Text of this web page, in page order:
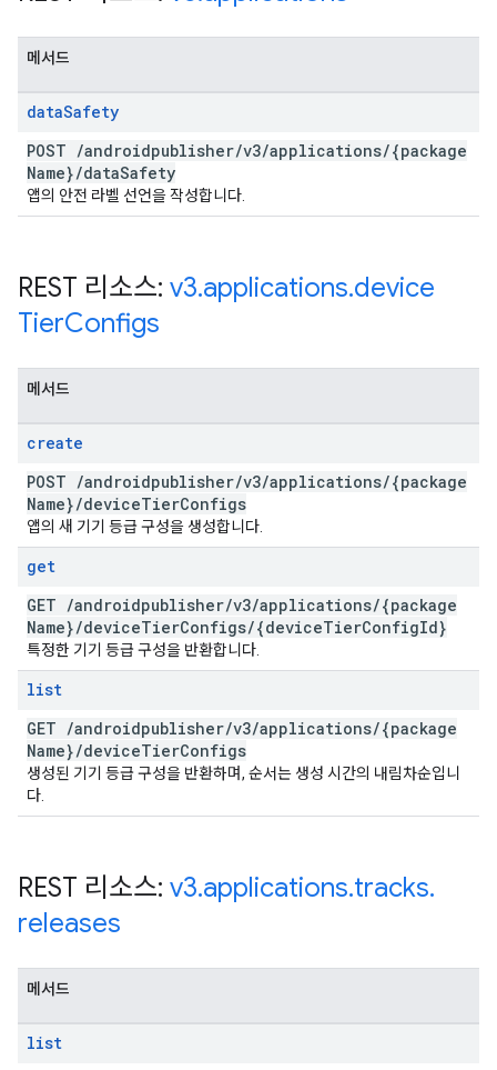
메서드
dataSafety
POST /androidpublisher/v3/applications/{package
Name}/dataSafety
앱의 안전 라벨 선언을 작성합니다.
REST 리소스: v3.applications.device
TierConfigs
메서드
create
POST /androidpublisher/v3/applications/{package
Name}/deviceTierConfigs
앱의 새 기기 등급 구성을 생성합니다.
get
GET /androidpublisher/v3/applications/{package
Name}/deviceTierConfigs/{deviceTierConfigId}
특정한 기기 등급 구성을 반환합니다.
list
GET /androidpublisher/v3/applications/{package
Name}/deviceTierConfigs
생성된 기기 등급 구성을 반환하며, 순서는 생성 시간의 내림차순입니
다.
REST 리소스: v3.applications.tracks.
releases
메서드
list